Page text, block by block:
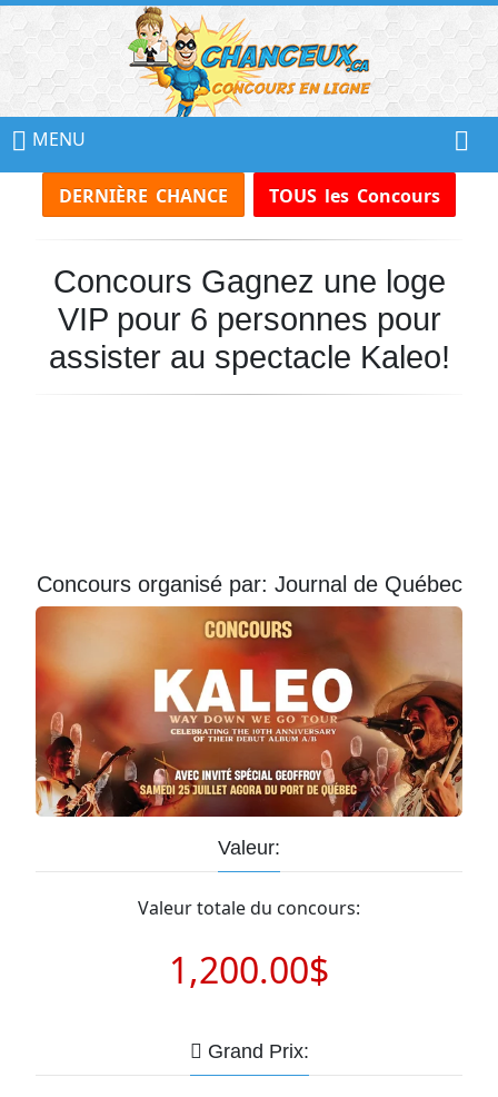
MENU
DERNIÈRE CHANCE TOUS les Concours
Concours Gagnez une loge
VIP pour 6 personnes pour
assister au spectacle Kaleo!
Concours organisé par: Journal de Québec
Valeur:
Valeur totale du concours:
1,200.00$
Grand Prix:
📢
Ne
Manquez
Aucun
Concours!
Inscrivez-
vous
notre
infolettre
Prénom
*
JE
M'INSCRIS!